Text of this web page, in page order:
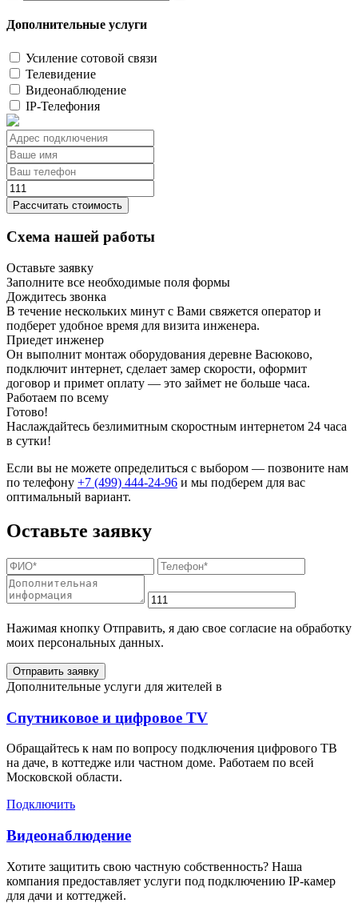
Дополнительные услуги
Усиление сотовой связи
Телевидение
Видеонаблюдение
IP-Телефония
Рассчитать стоимость
Схема нашей работы
Оставьте заявку
Заполните все необходимые поля формы
Дождитесь звонка
В течение нескольких минут с Вами свяжется оператор и
подберет удобное время для визита инженера.
Приедет инженер
Он выполнит монтаж оборудования деревне Васюково,
подключит интернет, сделает замер скорости, оформит
договор и примет оплату — это займет не больше часа.
Работаем по всему
Готово!
Наслаждайтесь безлимитным скоростным интернетом 24 часа
в сутки!
Если вы не можете определиться с выбором — позвоните нам
по телефону +7 (499) 444-24-96 и мы подберем для вас
оптимальный вариант.
Оставьте заявку
Нажимая кнопку Отправить, я даю свое согласие на обработку
моих персональных данных.
Отправить заявку
Дополнительные услуги для жителей в
Спутниковое и цифровое TV
Обращайтесь к нам по вопросу подключения цифрового ТВ
на даче, в коттедже или частном доме. Работаем по всей
Московской области.
Подключить
Видеонаблюдение
Хотите защитить свою частную собственность? Наша
компания предоставляет услуги под подключению IP-камер
для дачи и коттеджей.